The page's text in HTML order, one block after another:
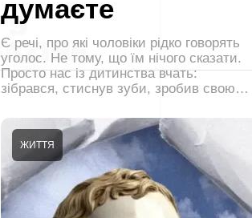
думаєте
Є речі, про які чоловіки рідко говорять
уголос. Не тому, що їм нічого сказати.
Просто нас із дитинства вчать:
зібрався, стиснув зуби, зробив свою…
ЖИТТЯ